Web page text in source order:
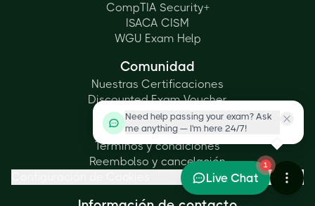
CompTIA Security+
ISACA CISM
WGU Exam Help
Comunidad
Nuestras Certificaciones
Discounted Exam Voucher
Preguntas frecuentes
política de privacidad
Términos y condiciones
Reembolso y cancelación
Need help passing your exam? Ask
me anything — I'm here 24/7!
1
Live Chat